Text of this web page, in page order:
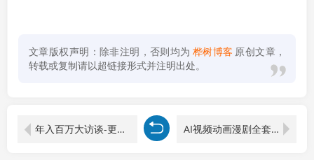
文章版权声明：除非注明，否则均为 桦树博客 原创文章，
转载或复制请以超链接形式并注明出处。
年入百万大访谈-更新：没有凭空而来的成功，只有全力以赴的坚守，多位大佬真实拆解逆风翻盘路 AI视频动画漫剧全套教程，详解可灵即梦Pika等七大平台，手把手教学零基础快速做视频